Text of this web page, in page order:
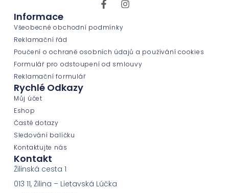
Informace
Všeobecné obchodní podmínky
Reklamační řád
Poučení o ochraně osobních údajů a používání cookies
Formulář pro odstoupení od smlouvy
Reklamační formulář
Rychlé Odkazy
Můj účet
Eshop
Časté dotazy
Sledování balíčku
Kontaktujte nás
Kontakt
Žilinská cesta 1
013 11, Žilina – Lietavská Lúčka